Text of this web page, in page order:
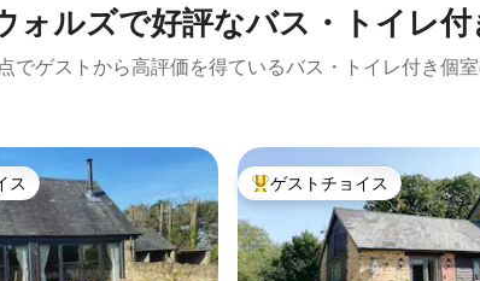
ォルズで好評なバス・トイレ付
でゲストから高評価を得ているバス・トイレ付き個
ョイスです。
ス 大好評のゲストチョイスです
ゲストチョイス